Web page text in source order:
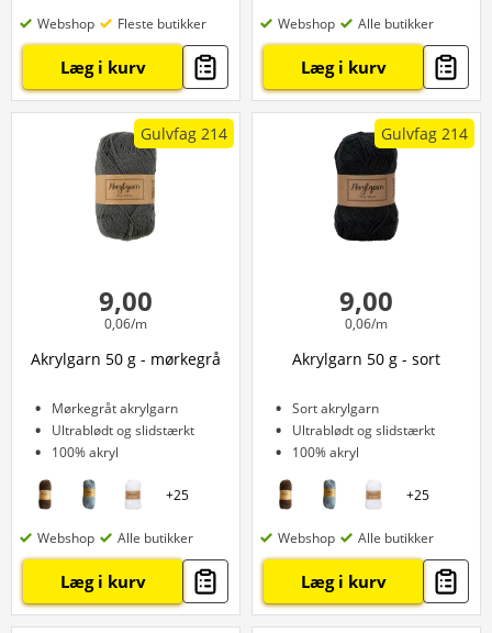
Webshop Fleste butikker
Læg i kurv
Webshop Alle butikker
Læg i kurv
Gulvfag 214
9,00
0,06/m
Akrylgarn 50 g - mørkegrå
Mørkegråt akrylgarn
Ultrablødt og slidstærkt
100% akryl
+25
Webshop Alle butikker
Læg i kurv
Gulvfag 214
9,00
0,06/m
Akrylgarn 50 g - sort
Sort akrylgarn
Ultrablødt og slidstærkt
100% akryl
+25
Webshop Alle butikker
Læg i kurv